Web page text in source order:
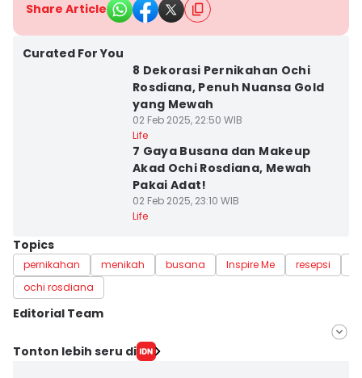
Share Article
Curated For You
8 Dekorasi Pernikahan Ochi
Rosdiana, Penuh Nuansa Gold
yang Mewah
02 Feb 2025, 22:50 WIB
Life
7 Gaya Busana dan Makeup
Akad Ochi Rosdiana, Mewah
Pakai Adat!
02 Feb 2025, 23:10 WIB
Life
Topics
pernikahan menikah busana Inspire Me resepsi
ochi rosdiana
Editorial Team
Editor
Tonton lebih seru di